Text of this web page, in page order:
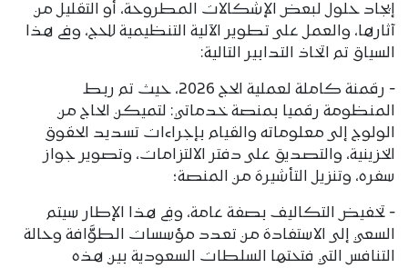
إيجاد حلول لبعض الإشكالات المطروحة، أو التقليل من
آثارها، والعمل على تطوير الآلية التنظيمية للحج، وفى هذا
السياق تم اتخاذ التدابير التالية:
‐ رقمنة كاملة لعملية الحج 2026، حيث تم ربط
المنظومة رقميا بمنصة خدماتي: لتميكن الحاج من
الولوج إلى معلوماته والقيام بإجراءات تسديد الحقوق
الخزينية، والتصديق على دفتر الالتزامات، وتصوير جواز
سفره، وتنزيل التأشيرة من المنصة؛
‐ تخفيض التكاليف بصفة عامة، وفي هذا الإطار سيتم
السعي إلى الاستفادة من تعدد مؤسسات الطوَّافة وحالة
التنافس التي فتحتها السلطات السعودية بين هذه